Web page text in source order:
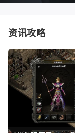
资讯攻略